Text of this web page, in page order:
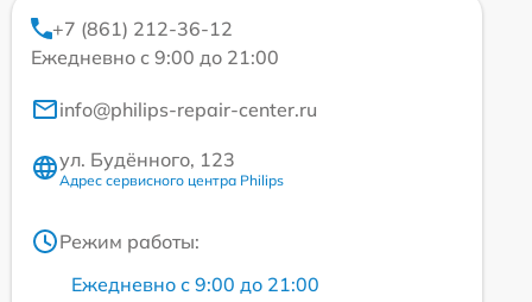
+7 (861) 212-36-12
Ежедневно с 9:00 до 21:00
info@philips-repair-center.ru
ул. Будённого, 123
Адрес сервисного центра Philips
Режим работы:
Ежедневно с 9:00 до 21:00